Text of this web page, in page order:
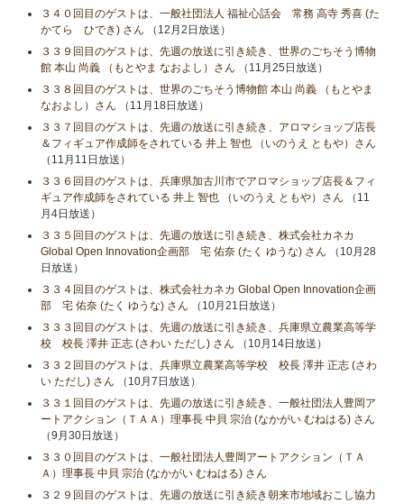
３４０回目のゲストは、一般社団法人 福祉心話会 常務 高寺 秀喜 (た
かてら ひでき) さん （12月2日放送）
３３９回目のゲストは、先週の放送に引き続き、世界のごちそう博物
館 本山 尚義 （もとやま なおよし）さん （11月25日放送）
３３８回目のゲストは、世界のごちそう博物館 本山 尚義 （もとやま
なおよし）さん （11月18日放送）
３３７回目のゲストは、先週の放送に引き続き、アロマショップ店長
＆フィギュア作成師をされている 井上 智也 （いのうえ ともや）さん
（11月11日放送）
３３６回目のゲストは、兵庫県加古川市でアロマショップ店長＆フィ
ギュア作成師をされている 井上 智也 （いのうえ ともや）さん （11
月4日放送）
３３５回目のゲストは、先週の放送に引き続き、株式会社カネカ
Global Open Innovation企画部 宅 佑奈 (たく ゆうな) さん （10月28
日放送）
３３４回目のゲストは、株式会社カネカ Global Open Innovation企画
部 宅 佑奈 (たく ゆうな) さん （10月21日放送）
３３３回目のゲストは、先週の放送に引き続き、兵庫県立農業高等学
校 校長 澤井 正志 (さわい ただし) さん （10月14日放送）
３３２回目のゲストは、兵庫県立農業高等学校 校長 澤井 正志 (さわ
い ただし) さん （10月7日放送）
３３１回目のゲストは、先週の放送に引き続き、一般社団法人豊岡ア
ートアクション（ＴＡＡ）理事長 中貝 宗治 (なかがい むねはる) さん
（9月30日放送）
３３０回目のゲストは、一般社団法人豊岡アートアクション（ＴＡ
Ａ）理事長 中貝 宗治 (なかがい むねはる) さん
３２９回目のゲストは、先週の放送に引き続き朝来市地域おこし協力